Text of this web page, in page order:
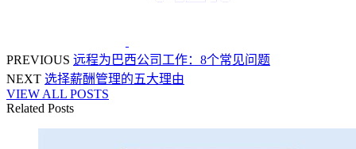
PREVIOUS 远程为巴西公司工作：8个常见问题
NEXT 选择薪酬管理的五大理由
VIEW ALL POSTS
Related Posts